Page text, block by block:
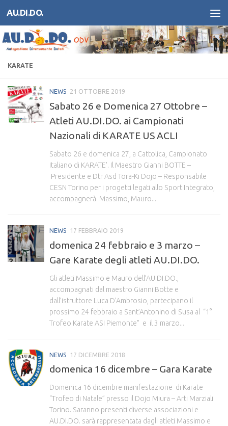
Salta al contenuto
AU.DI.DO.
KARATE
NEWS 21 OTTOBRE 2019
Sabato 26 e Domenica 27 Ottobre –
Atleti AU.DI.DO. ai Campionati
Nazionali di KARATE US ACLI
Sabato 26 e domenica 27, a Cattolica, Campionato
Italiano di KARATE’. Il Maestro Gianni BOTTE –
Presidente e Dtr Asd Tora-Ki Dojo – Responsabile
CESN Torino per i progetti legati allo Sport Integrato,
accompagnerà Massimo, Mauro...
NEWS 17 FEBBRAIO 2019
domenica 24 febbraio e 3 marzo –
Gare Karate degli atleti AU.DI.DO.
Gli atleti Massimo e Mauro dell’AU.DI.DO.,
accompagnati dal maestro Gianni Botte e
dall’istruttore Luca D’Ambrosio, partecipano il
prossimo 24 febbraio a Sant’Antonino di Susa al “1°
Trofeo Karate ASI Piemonte” e il 3 marzo...
NEWS 17 DICEMBRE 2018
domenica 16 dicembre – Gara Karate
Domenica 16 dicembre manifestazione di Karate
“Trofeo di Natale” presso il Dojo Miura – Arti Marziali
Torino. Saranno presenti diverse associazioni e
AU.DI.DO. sarà rappresentata dagli atleti Massimo e